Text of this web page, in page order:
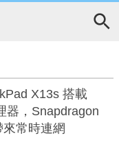
X13s 搭載
器，Snapdragon
常時連網